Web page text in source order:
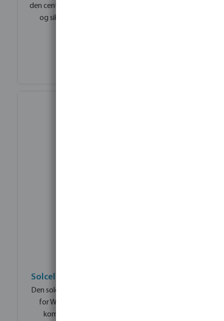
den centrale grænseflade for radiokommunikation
og sikrer, at alle ventiler kan styres pålideligt.
Solcelledrevet repeater til større anlæg
Den solcelledrevne repeater udvider rækkevidden
for Wireless Valve Link-systemet og muliggør
kommunikation over større afstande. Selv